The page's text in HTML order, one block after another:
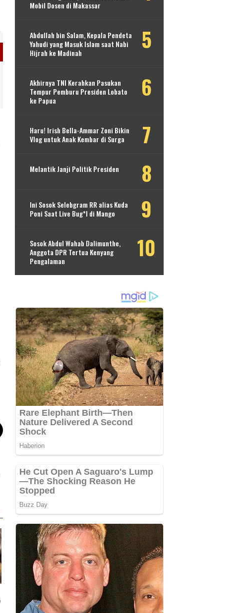
Mobil Dosen di Makassar
Abdullah bin Salam, Kepala Pendeta
Yahudi yang Masuk Islam saat Nabi
Hijrah ke Madinah
Akhirnya TNI Kerahkan Pasukan
Tempur Pemburu Presiden Lobato
ke Papua
Haru! Irish Bella-Ammar Zoni Bikin
Vlog untuk Anak Kembar di Surga
Melantik Janji Politik Presiden
Ini Sosok Selebgram RR alias Kuda
Poni Saat Live Bug*l di Mango
Sosok Abdul Wahab Dalimunthe,
Anggota DPR Tertua Kenyang
Pengalaman